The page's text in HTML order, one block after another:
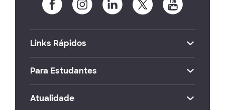
Links Rápidos
Para Estudantes
Atualidade